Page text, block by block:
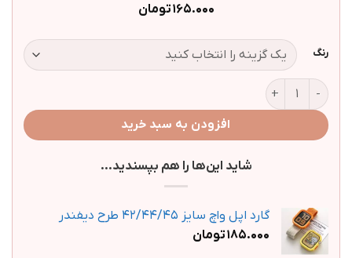
165.000تومان
رنگ
بند سیلیکونی اپل واچ سایز 42/44/45/49 طرح اسپیگن عدد
افزودن به سبد خرید
شاید این‌ها را هم بپسندید…
گارد اپل واچ سایز 42/44/45 طرح دیفندر
185.000تومان